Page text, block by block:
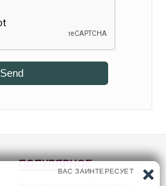
Send
ПОПУЛЯРНОЕ